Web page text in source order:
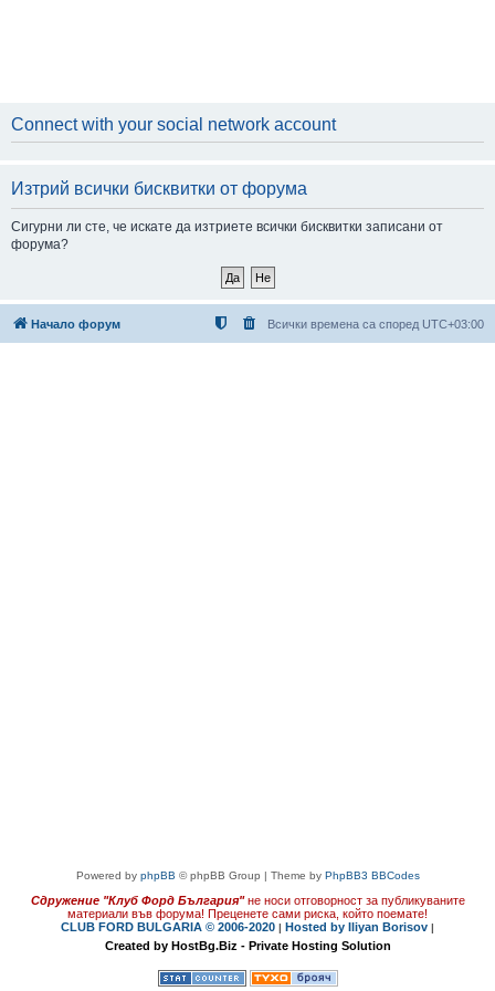
Connect with your social network account
Изтрий всички бисквитки от форума
Сигурни ли сте, че искате да изтриете всички бисквитки записани от
форума?
Начало форум Всички времена са според UTC+03:00
Powered by phpBB © phpBB Group | Theme by PhpBB3 BBCodes
Сдружение "Клуб Форд България" не носи отговорност за публикуваните
материали във форума! Преценете сами риска, който поемате!
CLUB FORD BULGARIA © 2006-2020 | Hosted by Iliyan Borisov |
Created by HostBg.Biz - Private Hosting Solution